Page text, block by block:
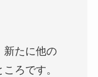
新たに他の
ろです。